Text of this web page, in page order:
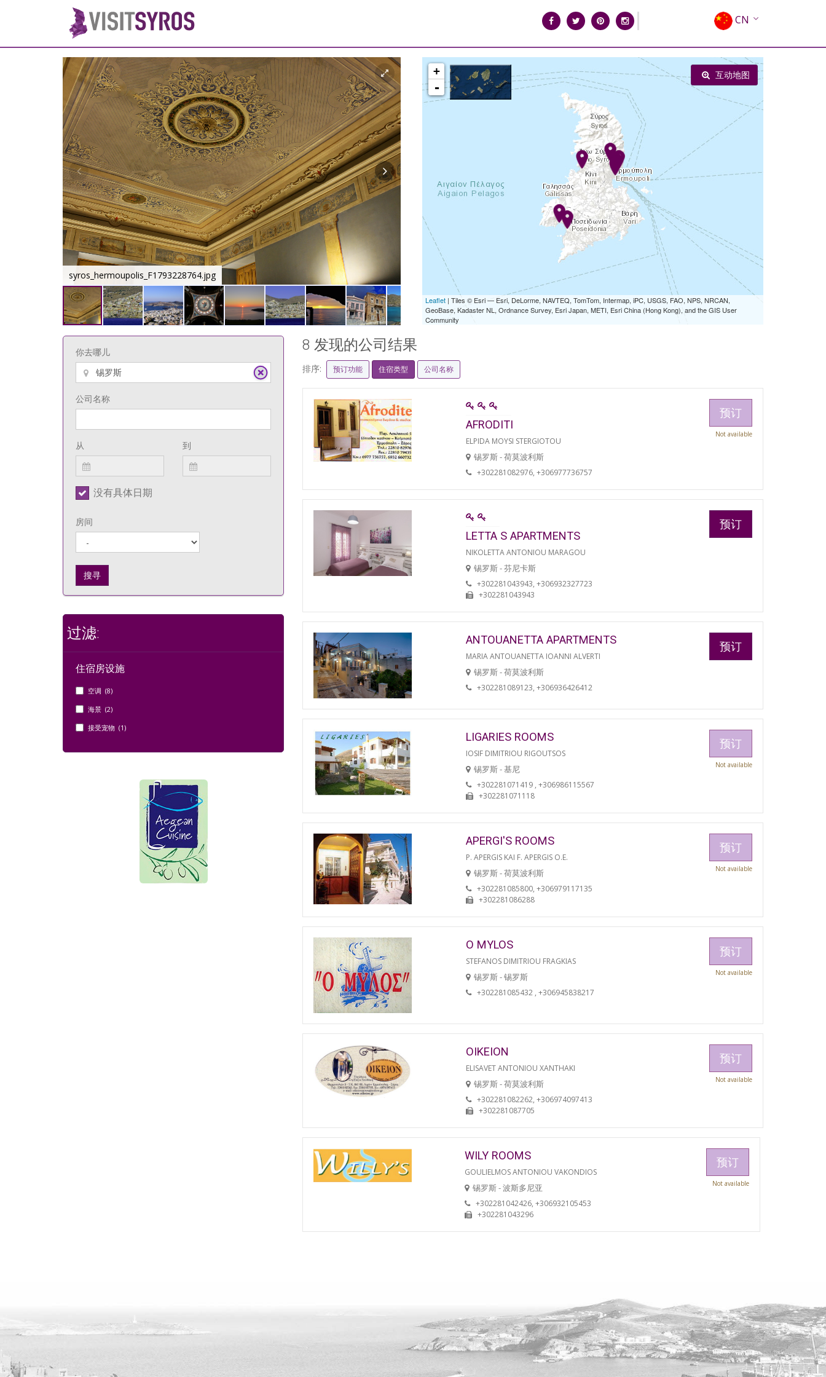
CN
EN
EL
ES
syros_hermoupolis_F1793228764.jpg syros_vaporia_F268133321.jpg
+
-
Leaflet | Tiles © Esri — Esri, DeLorme, NAVTEQ, TomTom, Intermap, iPC, USGS, FAO, NPS, NRCAN,
GeoBase, Kadaster NL, Ordnance Survey, Esri Japan, METI, Esri China (Hong Kong), and the GIS User
Community
互动地图
你去哪儿
公司名称
从 到
没有具体日期
房间
搜寻
过滤:
住宿房设施
空调 (8)
海景 (2)
接受宠物 (1)
8 发现的公司结果
排序: 预订功能 住宿类型 公司名称
AFRODITI
ELPIDA MOYSI STERGIOTOU
锡罗斯 - 荷莫波利斯
+302281082976, +306977736757
预订
Not available
LETTA S APARTMENTS
NIKOLETTA ANTONIOU MARAGOU
锡罗斯 - 芬尼卡斯
+302281043943, +306932327723
+302281043943
预订
ANTOUANETTA APARTMENTS
MARIA ANTOUANETTA IOANNI ALVERTI
锡罗斯 - 荷莫波利斯
+302281089123, +306936426412
预订
LIGARIES ROOMS
IOSIF DIMITRIOU RIGOUTSOS
锡罗斯 - 基尼
+302281071419 , +306986115567
+302281071118
预订
Not available
APERGI'S ROOMS
P. APERGIS KAI F. APERGIS O.E.
锡罗斯 - 荷莫波利斯
+302281085800, +306979117135
+302281086288
预订
Not available
O MYLOS
STEFANOS DIMITRIOU FRAGKIAS
锡罗斯 - 锡罗斯
+302281085432 , +306945838217
预订
Not available
OIKEION
ELISAVET ANTONIOU XANTHAKI
锡罗斯 - 荷莫波利斯
+302281082262, +306974097413
+302281087705
预订
Not available
WILY ROOMS
GOULIELMOS ANTONIOU VAKONDIOS
锡罗斯 - 波斯多尼亚
+302281042426, +306932105453
+302281043296
预订
Not available